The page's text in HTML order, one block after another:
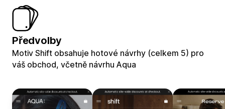
Předvolby
Motiv Shift obsahuje hotové návrhy (celkem 5) pro
váš obchod, včetně návrhu Aqua